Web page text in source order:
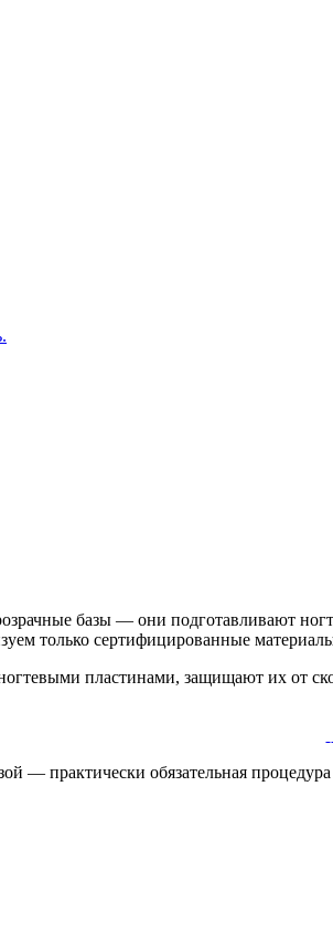
базы — они подготавливают
только сертифицированные
пластинами, защищают их от
— практически обязательная